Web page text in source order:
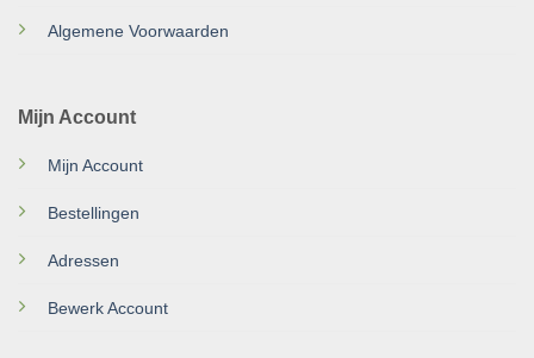
Algemene Voorwaarden
Mijn Account
Mijn Account
Bestellingen
Adressen
Bewerk Account